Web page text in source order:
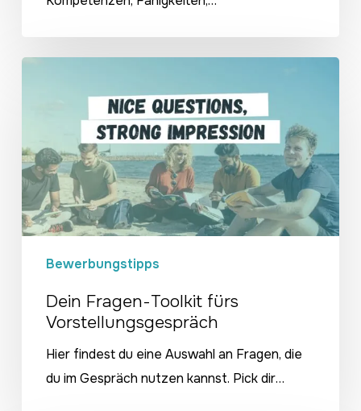
Vorstellungsgespräch
Bewerbungstipps
Dein Fragen-Toolkit fürs
Vorstellungsgespräch
Hier findest du eine Auswahl an Fragen, die
du im Gespräch nutzen kannst. Pick dir…